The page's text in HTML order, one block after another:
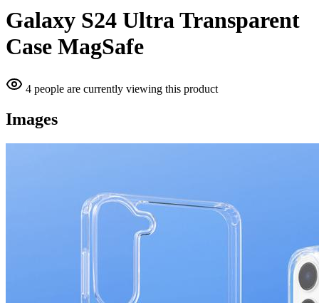
Galaxy S24 Ultra Transparent
Case MagSafe
4 people are currently viewing this product
Images